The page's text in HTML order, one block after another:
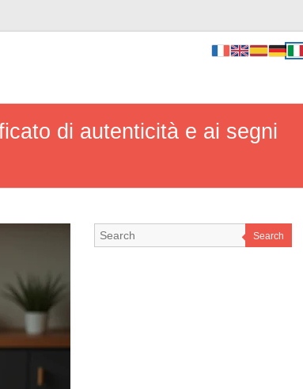
di autenticità e ai segni
Search